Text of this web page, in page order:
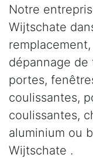
Notre
Wijtschate
dépannage de
portes,
coulissantes,
coulissantes,
aluminium ou
Wijtschate .